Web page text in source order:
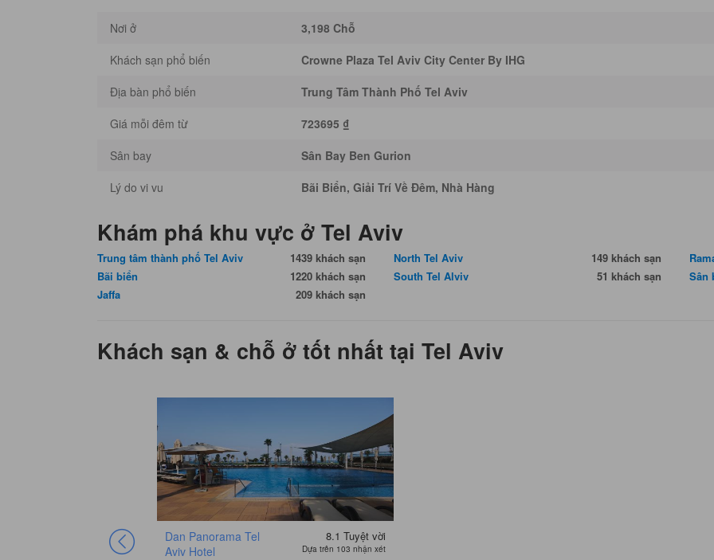
Nơi ở
3,198 Chỗ
Khách sạn phổ biến
Crowne Plaza Tel Aviv City Center By IHG
Địa bàn phổ biến
Trung Tâm Thành Phố Tel Aviv
Giá mỗi đêm từ
723695 ₫
Sân bay
Sân Bay Ben Gurion
Lý do vi vu
Bãi Biển, Giải Trí Về Đêm, Nhà Hàng
Khám phá khu vực ở Tel Aviv
Trung tâm thành phố Tel Aviv
1439 khách sạn
Bãi biển
1220 khách sạn
Jaffa
209 khách sạn
North Tel Aviv
149 khách sạn
South Tel Alviv
51 khách sạn
Sân
Khách sạn & chỗ ở tốt nhất tại Tel Aviv
Dan Panorama Tel
Aviv Hotel
8.1 Tuyệt vời
Dựa trên 103 nhận xét